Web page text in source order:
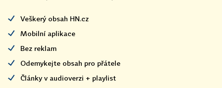
Veškerý obsah HN.cz
Mobilní aplikace
Bez reklam
Odemykejte obsah pro přátele
Články v audioverzi + playlist